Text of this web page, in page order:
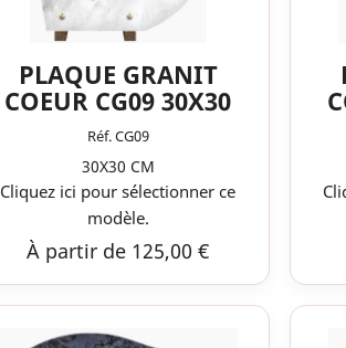
PLAQUE GRANIT
COEUR CG09 30X30
Réf. CG09
30X30 CM
Cliquez ici pour sélectionner ce
modèle.
À partir de 125,00 €